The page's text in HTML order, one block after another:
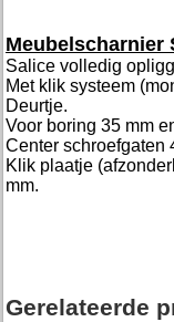
Meubelscharnier
Salice volledig
Met klik systeem
Deurtje.
Voor boring 35 mm
Center schroefgaten
Klik plaatje
mm.
Gerelateerde